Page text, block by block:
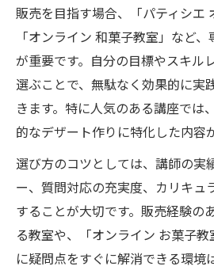
販売を目指す場合、「パティシエ
「オンライン 和菓子教室」など
が重要です。自分の目標やスキル
選ぶことで、無駄なく効果的に実
きます。特に人気のある講座では
的なデザート作りに特化した内容
選び方のコツとしては、講師の実
ー、質問対応の充実度、カリキュ
することが大切です。販売経験の
る教室や、「オンライン お菓子
に疑問点をすぐに解消できる環境